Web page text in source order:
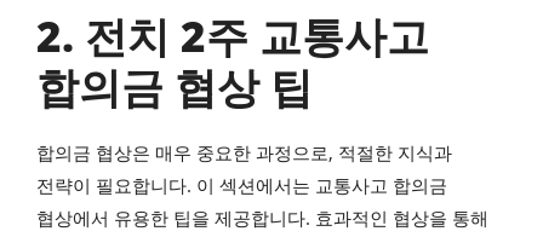
2. 전치 2주 교통사고
합의금 협상 팁
합의금 협상은 매우 중요한 과정으로, 적절한 지식과
전략이 필요합니다. 이 섹션에서는 교통사고 합의금
협상에서 유용한 팁을 제공합니다. 효과적인 협상을 통해